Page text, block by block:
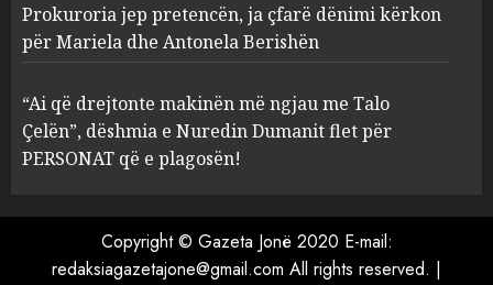
5
“Ai që drejtonte makinën më
ngjau me Talo Çelën”,
flet për PERSONAT që e
plagosën!
MARCH 25, 2025
Prokuroria jep pretencën, ja çfarë dënimi kërkon
për Mariela dhe Antonela Berishën
“Ai që drejtonte makinën më ngjau me Talo
Çelën”, dëshmia e Nuredin Dumanit flet për
PERSONAT që e plagosën!
Copyright © Gazeta Jonë 2020 E-mail:
redaksiagazetajone@gmail.com All rights reserved. |